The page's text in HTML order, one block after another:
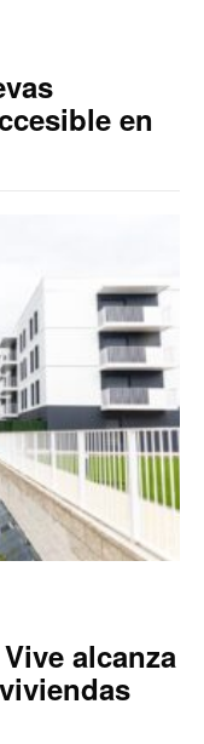
en
alcanza